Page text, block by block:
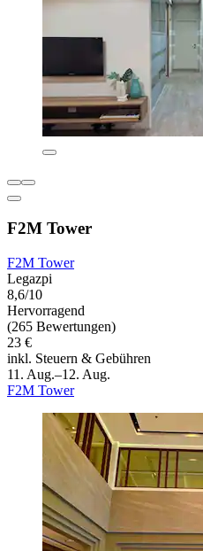
F2M Tower
F2M Tower
Legazpi
8,6/10
Hervorragend
(265 Bewertungen)
23 €
inkl. Steuern & Gebühren
11. Aug.–12. Aug.
F2M Tower